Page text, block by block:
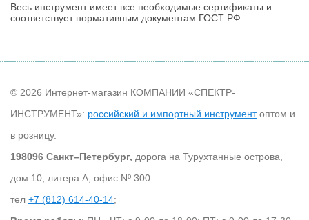
Весь инструмент имеет все необходимые сертификаты и
соответствует нормативным документам ГОСТ РФ.
© 2026 Интернет-магазин КОМПАНИИ «СПЕКТР-
ИНСТРУМЕНТ»: российский и импортный инструментоптом и
в розницу.
198096 Санкт–Петербург, дорога на Турухтанные острова,
дом 10, литера А, офис Nº 300
тел +7 (812) 614-40-14;